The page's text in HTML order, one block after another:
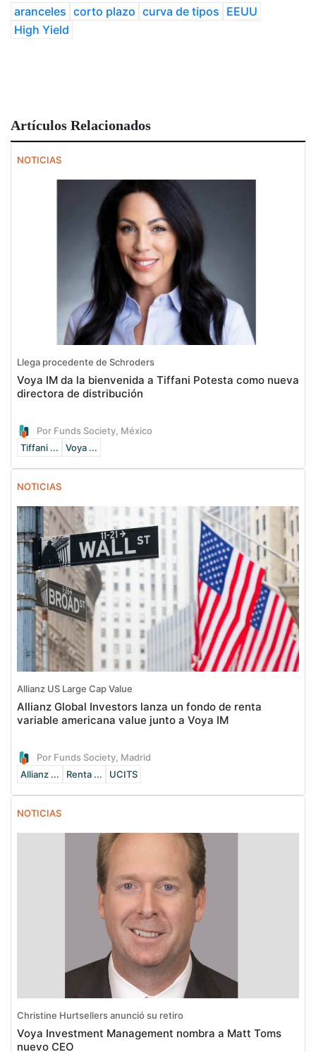
aranceles corto plazo curva de tipos EEUU
High Yield
Artículos Relacionados
NOTICIAS
Llega procedente de Schroders
Voya IM da la bienvenida a Tiffani Potesta como nueva
directora de distribución
Por Funds Society, México
Tiffani ...
Voya ...
NOTICIAS
Allianz US Large Cap Value
Allianz Global Investors lanza un fondo de renta
variable americana value junto a Voya IM
Por Funds Society, Madrid
Allianz ...
Renta ... UCITS
NOTICIAS
Christine Hurtsellers anunció su retiro
Voya Investment Management nombra a Matt Toms
nuevo CEO